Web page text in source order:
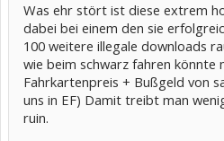
Was ehr stört ist diese extrem
dabei bei einem den sie
100 weitere illegale downloads
wie beim schwarz fahren könnte
Fahrkartenpreis + Bußgeld von
uns in EF) Damit treibt man
ruin.